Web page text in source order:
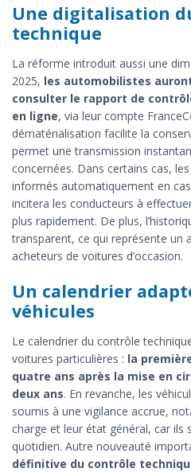
Une digitalisation
technique
La réforme introduit aussi une
2025, les automobilistes
consulter le rapport de
en ligne, via leur compte
dématérialisation facilite la
permet une transmission
concernées. Dans certains cas,
informés automatiquement en
incitera les conducteurs à
plus rapidement. De plus,
transparent, ce qui représente un
acheteurs de voitures d’occasion.
Un calendrier
véhicules
Le calendrier du contrôle
voitures particulières : la
quatre ans après la mise en
deux ans. En revanche, les
soumis à une vigilance accrue,
charge et leur état général, car ils
quotidien. Autre nouveauté
définitive du contrôle